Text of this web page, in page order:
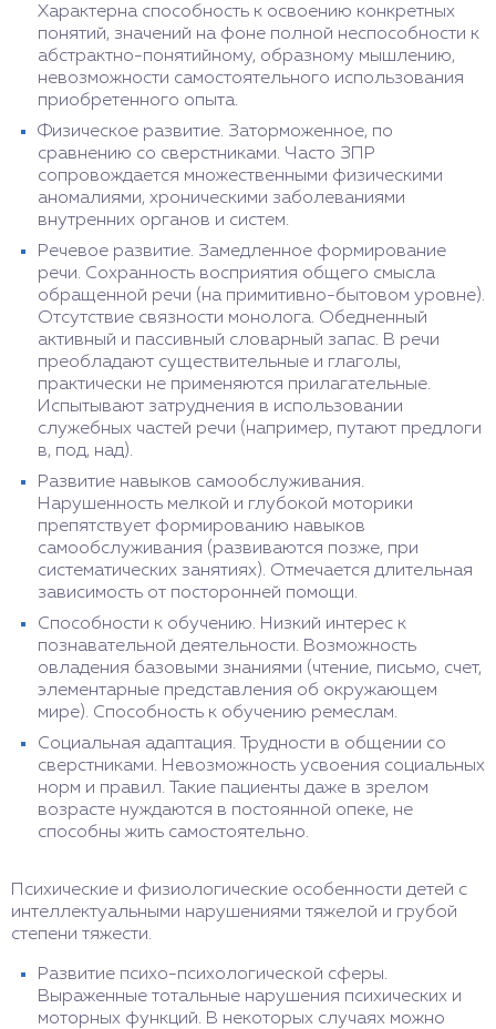
Характерна способность к освоению конкретных
понятий, значений на фоне полной неспособности к
абстрактно-понятийному, образному мышлению,
невозможности самостоятельного использования
приобретенного опыта.
Физическое развитие. Заторможенное, по
сравнению со сверстниками. Часто ЗПР
сопровождается множественными физическими
аномалиями, хроническими заболеваниями
внутренних органов и систем.
Речевое развитие. Замедленное формирование
речи. Сохранность восприятия общего смысла
обращенной речи (на примитивно-бытовом уровне).
Отсутствие связности монолога. Обедненный
активный и пассивный словарный запас. В речи
преобладают существительные и глаголы,
практически не применяются прилагательные.
Испытывают затруднения в использовании
служебных частей речи (например, путают предлоги
в, под, над).
Развитие навыков самообслуживания.
Нарушенность мелкой и глубокой моторики
препятствует формированию навыков
самообслуживания (развиваются позже, при
систематических занятиях). Отмечается длительная
зависимость от посторонней помощи.
Способности к обучению. Низкий интерес к
познавательной деятельности. Возможность
овладения базовыми знаниями (чтение, письмо, счет,
элементарные представления об окружающем
мире). Способность к обучению ремеслам.
Социальная адаптация. Трудности в общении со
сверстниками. Невозможность усвоения социальных
норм и правил. Такие пациенты даже в зрелом
возрасте нуждаются в постоянной опеке, не
способны жить самостоятельно.
Психические и физиологические особенности детей с
интеллектуальными нарушениями тяжелой и грубой
степени тяжести.
Развитие психо-психологической сферы.
Выраженные тотальные нарушения психических и
моторных функций. В некоторых случаях можно